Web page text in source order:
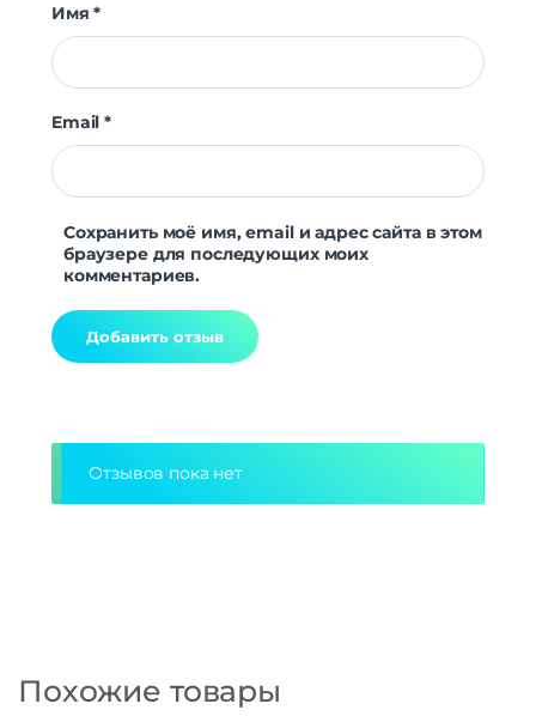
Имя*
Email*
Сохранить моё имя, email и адрес сайта в этом
браузере для последующих моих
комментариев.
Отзывов пока нет
Похожие товары